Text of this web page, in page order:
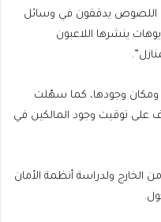
اللصوص يدققون في وسائل
ينشرها اللاعبون
ومكان وجودها، كما سهّلت
على توقيت وجود المالكين في
الخارج ولدراسة أنظمة الأمان